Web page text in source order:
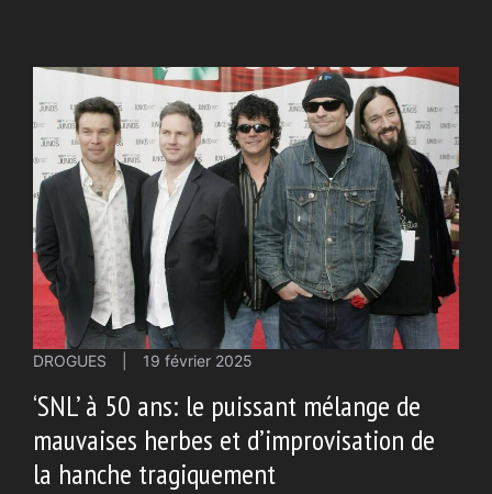
DROGUES 19 février 2025
‘SNL’ à 50 ans: le puissant mélange de
mauvaises herbes et d’improvisation de
la hanche tragiquement